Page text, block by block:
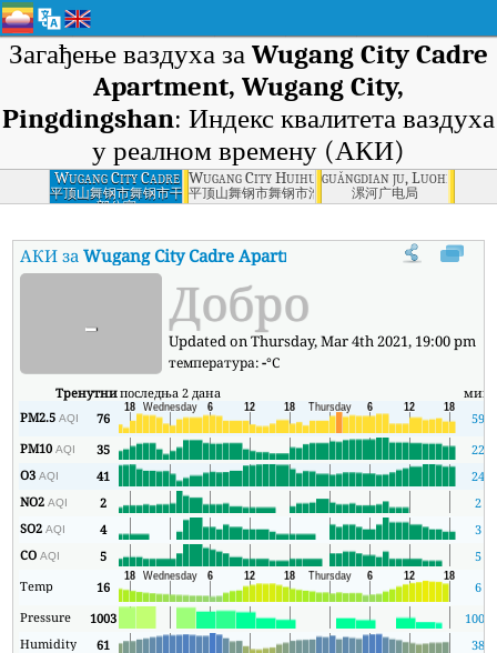
Загађење ваздуха за Wugang City Cadre
Apartment, Wugang City,
Pingdingshan: Индекс квалитета ваздуха
у реалном времену (АКИ)
Wugang City Cadre
Apartment, Wugang
City, Pingdingshan
平顶山舞钢市舞钢市干
部公寓
Wugang City Huihui Water, Wugang City,
平顶山舞钢市舞钢市浩晖水务
guǎngdian ju, Luohe
漯河广电局
АКИ заWugang City Cadre Apartment, Wugang City,
- Добро
Updated on Thursday, Mar 4th 2021, 19:00 pm
температура:-°C
Тренутнипоследња 2 дана мин
PM2.5AQI 76
59
PM10AQI 35
22
O3AQI 41
24
NO2AQI 2
2
SO2AQI 4
3
COAQI 5
5
Temp
16
6
Pressure
1003 1003
Humidity
61
38